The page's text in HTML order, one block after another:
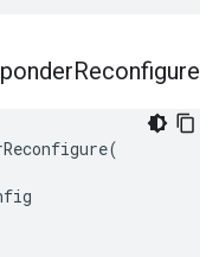
Reconfigure